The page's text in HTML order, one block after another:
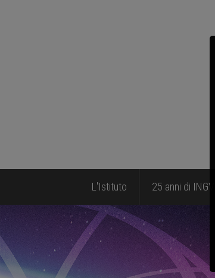
L'Istituto 25 anni di INGV